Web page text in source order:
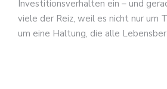
Investitionsverhalten ein – und
viele der Reiz, weil es nicht nur um
um eine Haltung, die alle